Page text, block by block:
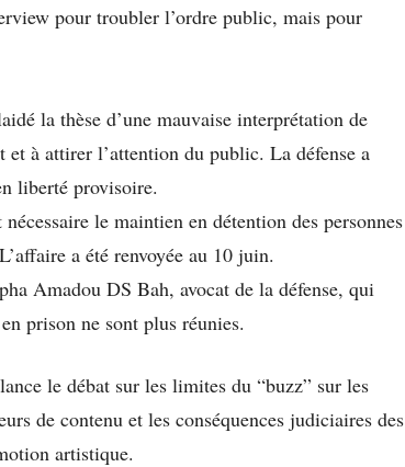
pour troubler l’ordre public, mais pour
la thèse d’une mauvaise interprétation de
et à attirer l’attention du public. La défense a
liberté provisoire.
le maintien en détention des personnes
a été renvoyée au 10 juin.
Amadou DS Bah, avocat de la défense, qui
prison ne sont plus réunies.
le débat sur les limites du “buzz” sur les
de contenu et les conséquences judiciaires des
artistique.